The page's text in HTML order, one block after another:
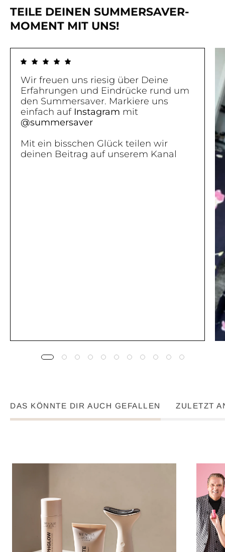
TEILE DEINEN SUMMERSAVER-
MOMENT MIT UNS!
Wir freuen uns riesig über Deine
Erfahrungen und Eindrücke rund um
den Summersaver. Markiere uns
einfach auf Instagram mit
@summersaver
Mit ein bisschen Glück teilen wir
deinen Beitrag auf unserem Kanal
DAS KÖNNTE DIR AUCH GEFALLEN ZULETZT